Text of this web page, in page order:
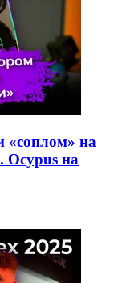
«соплом» на
Ocypus на